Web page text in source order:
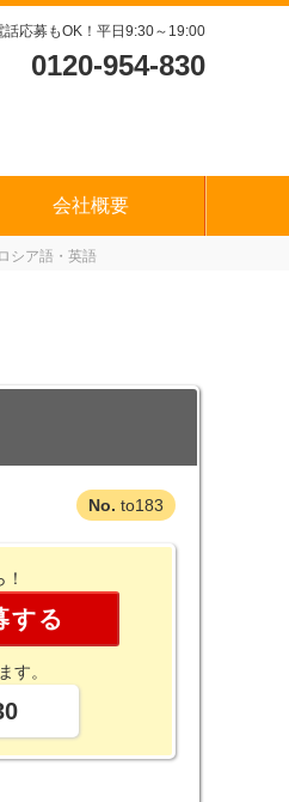
話応募もOK！平日9:30～19:00
0120-954-830
会社概要
シア語・英語
to183
する
す。